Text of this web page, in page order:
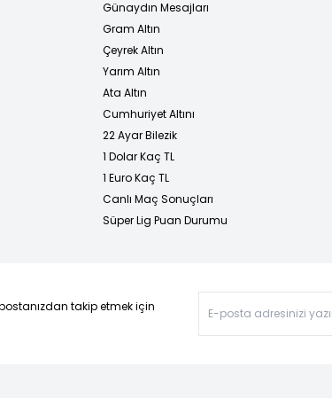
Günaydın Mesajları
Gram Altın
Çeyrek Altın
Yarım Altın
Ata Altın
Cumhuriyet Altını
22 Ayar Bilezik
1 Dolar Kaç TL
1 Euro Kaç TL
Canlı Maç Sonuçları
Süper Lig Puan Durumu
takip etmek için